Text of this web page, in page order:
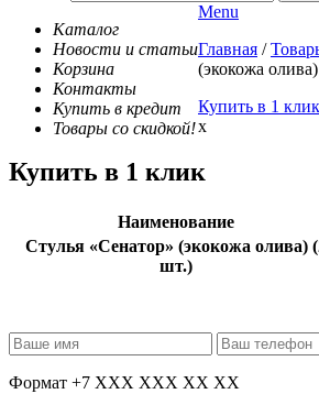
Каталог
Новости и статьи
Корзина
Контакты
Купить в кредит
Товары со скидкой!
Menu
Главная /
(экокожа
Купить в 1 клик
x
Купить в 1 клик
Наименование
Стулья «Сенатор» (экокожа олива)
шт.)
Формат +7 XXX XXX XX XX